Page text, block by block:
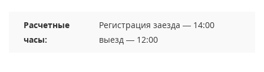
Расчетные
часы:
Регистрация заезда — 14:00
выезд — 12:00